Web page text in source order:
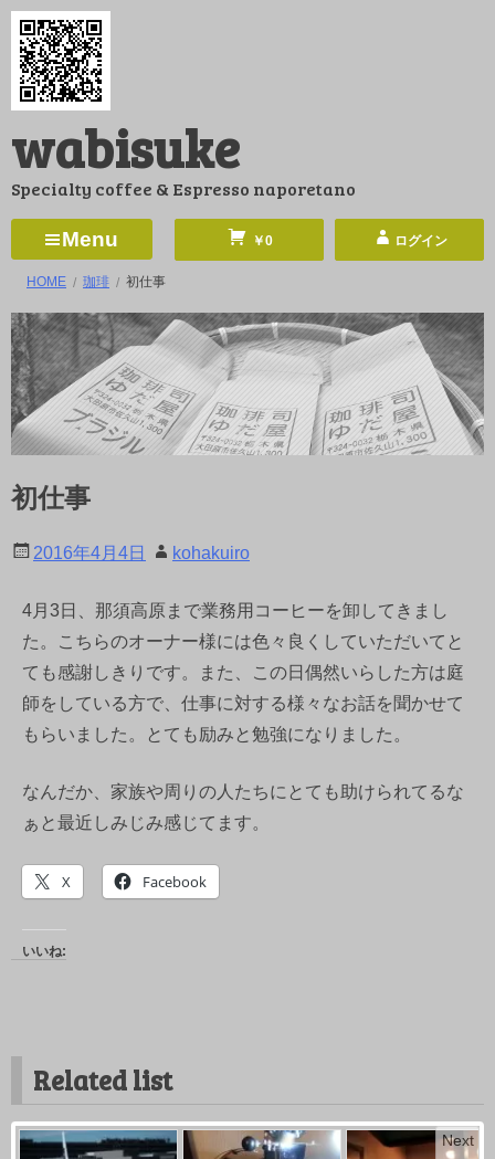
コ
ン
ツ
ス
ッ
wabisuke
Specialty coffee & Espresso naporetano
Menu ￥0 ログイン
HOME 珈琲 初仕事
初仕事
2016年4月4日 kohakuiro
4月3日、那須高原まで業務用コーヒーを卸してきまし
た。こちらのオーナー様には色々良くしていただいてと
ても感謝しきりです。また、この日偶然いらした方は庭
師をしている方で、仕事に対する様々なお話を聞かせて
もらいました。とても励みと勉強になりました。
なんだか、家族や周りの人たちにとても助けられてるな
ぁと最近しみじみ感じてます。
X Facebook
いいね:
Related list
Next